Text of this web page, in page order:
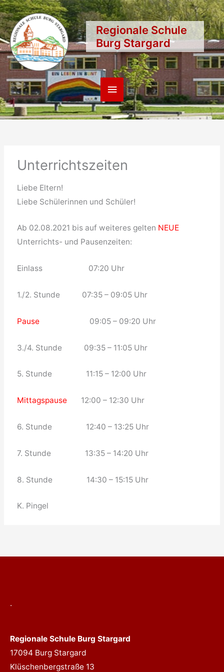
Zum
Inhalt
springen
Regionale Schule
Burg Stargard
Hauptmenü
Unterrichtszeiten
Liebe Eltern!
Liebe Schülerinnen und Schüler!
Ab 02.08.2021 bis auf weiteres gelten NEUE
Unterrichts- und Pausenzeiten:
Einlass 07:20 Uhr
1./2. Stunde 07:35 – 09:05 Uhr
Pause 09:05 – 09:20 Uhr
3./4. Stunde 09:35 – 11:05 Uhr
5. Stunde 11:15 – 12:00 Uhr
Mittagspause 12:00 – 12:30 Uhr
6. Stunde 12:40 – 13:25 Uhr
7. Stunde 13:35 – 14:20 Uhr
8. Stunde 14:30 – 15:15 Uhr
K. Pingel
.
Regionale Schule Burg Stargard
17094 Burg Stargard
Klüschenbergstraße 13